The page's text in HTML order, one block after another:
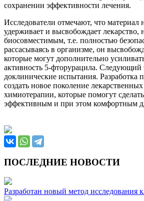
сохранении эффективности лечения.
Исследователи отмечают, что материал
удерживает и высвобождает лекарство,
биосовместимым, т.е. полностью
рассасываясь в организме, он
которые могут дополнительно
активность 5-фторурацила.
доклинические испытания. Разработка
создать новое поколение
химиотерапии, которые помогут
эффективным и при этом комфортным
ПОСЛЕДНИЕ НОВОСТИ
Разработан новый метод исследования